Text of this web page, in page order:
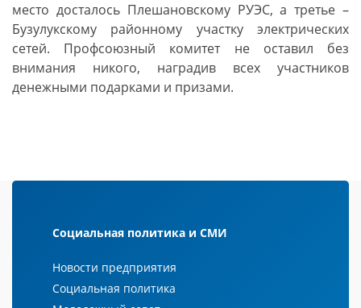
место досталось Плешановскому РУЭС, а третье –
Бузулукскому районному участку электрических
сетей. Профсоюзный комитет не оставил без
внимания никого, наградив всех участников
денежными подарками и призами.
Социальная политика и СМИ
Новости предприятия
Социальная политика